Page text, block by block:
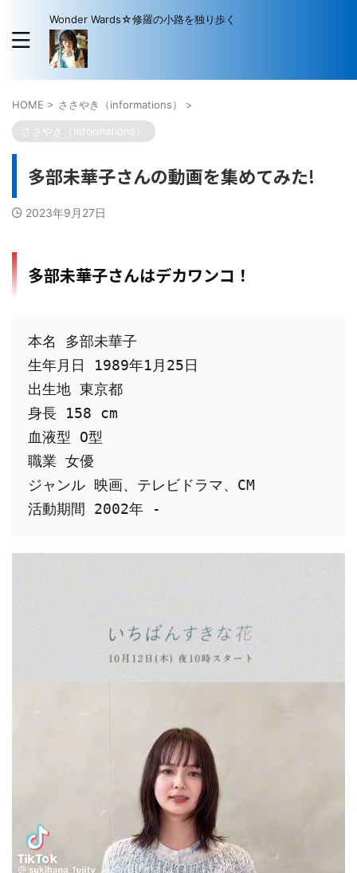
Wonder Wards☆修羅の小路を独り歩く
HOME > ささやき（informations） >
ささやき（informations）
多部未華子さんの動画を集めてみた!
2023年9月27日
多部未華子さんはデカワンコ！
本名 多部未華子
生年月日 1989年1月25日
出生地 東京都
身長 158 cm
血液型 O型
職業 女優
ジャンル 映画、テレビドラマ、CM
活動期間 2002年 -